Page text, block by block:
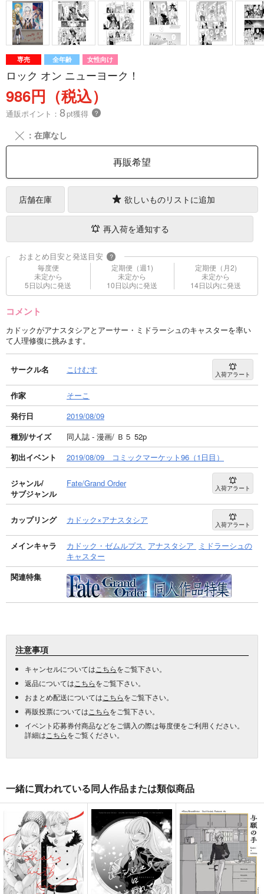
専売 全年齢 女性向け
ロック オン ニューヨーク！
986円（税込）
通販ポイント： 8pt獲得 ？
╳ ：在庫なし
再販希望
店舗在庫 欲しいものリストに追加
再入荷を通知する
おまとめ目安と発送目安 ?
毎度便
未定から
5日以内に発送
定期便（週1)
未定から
10日以内に発送
定期便（月2)
未定から
14日以内に発送
コメント
カドックがアナスタシアとアーサー・ミドラーシュのキャスターを率い
て人理修復に挑みます。
サークル名 こけむす 入荷アラート
作家
そーこ
発行日
2019/08/09
種別/サイズ
同人誌 - 漫画/ Ｂ５ 52p
初出イベント
2019/08/09 コミックマーケット96（1日目）
ジャンル/
サブジャンル
Fate/Grand Order 入荷アラート
カップリング カドック×アナスタシア 入荷アラート
メインキャラ カドック・ゼムルプス アナスタシア
ミドラーシュの
キャスター
関連特集
注意事項
キャンセルについては こちらをご覧下さい。
返品については こちらをご覧下さい。
おまとめ配送については こちらをご覧下さい。
再販投票については こちらをご覧下さい。
イベント応募券付商品などをご購入の際は毎度便をご利用ください。
詳細は こちらをご覧ください。
一緒に買われている同人作品または類似商品